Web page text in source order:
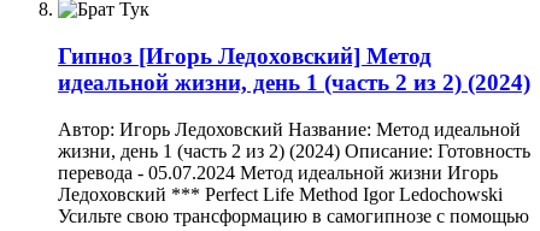
Гипноз [Игорь Ледоховский] Метод
идеальной жизни, день 1 (часть 2 из 2) (2024)
Автор: Игорь Ледоховский Название: Метод идеальной
жизни, день 1 (часть 2 из 2) (2024) Описание: Готовность
перевода - 05.07.2024 Метод идеальной жизни Игорь
Ледоховский *** Perfect Life Method Igor Ledochowski
Усильте свою трансформацию в самогипнозе с помощью